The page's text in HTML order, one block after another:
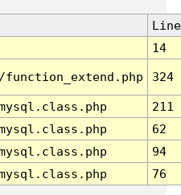
Line
14
324
211
62
94
76